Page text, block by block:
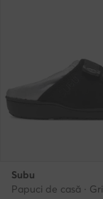
Subu
Papuci de casă · Gri